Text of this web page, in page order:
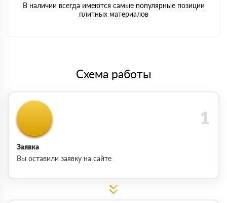
В наличии всегда имеются самые популярные позиции
плитных материалов
Схема работы
Заявка
Вы оставили заявку на сайте